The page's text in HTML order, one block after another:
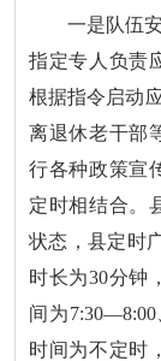
一是队伍
指定专人负责
根据指令启动
离退休老干部
行各种政策宣
定时相结合。
状态，县定时
时长为30分钟
间为
时间为不定时